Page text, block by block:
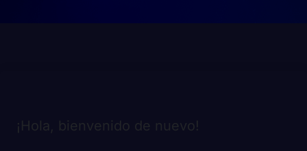
¡Hola, bienvenido de nuevo!